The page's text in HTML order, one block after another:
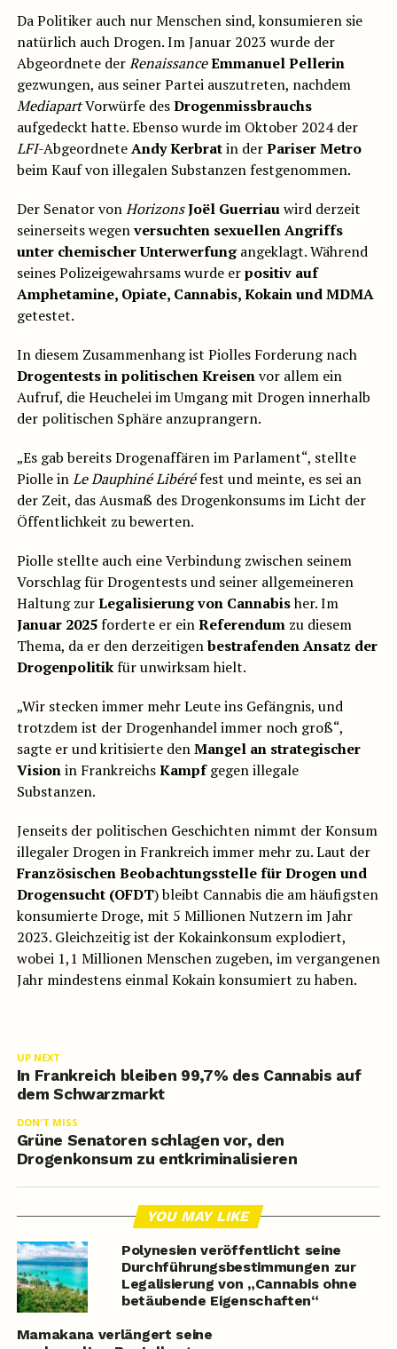
Da Politiker auch nur Menschen sind, konsumieren sie
natürlich auch Drogen. Im Januar 2023 wurde der
Abgeordnete derRenaissanceEmmanuel Pellerin
gezwungen, aus seiner Partei auszutreten, nachdem
MediapartVorwürfe desDrogenmissbrauchs
aufgedeckt hatte. Ebenso wurde im Oktober 2024 der
LFI-AbgeordneteAndy Kerbratin derPariser Metro
beim Kauf von illegalen Substanzen festgenommen.
Der Senator vonHorizonsJoël Guerriauwird derzeit
seinerseits wegenversuchten sexuellen Angriffs
unter chemischer Unterwerfungangeklagt. Während
seines Polizeigewahrsams wurde erpositiv auf
Amphetamine, Opiate, Cannabis, Kokain und MDMA
getestet.
In diesem Zusammenhang ist Piolles Forderung nach
Drogentests in politischen Kreisenvor allem ein
Aufruf, die Heuchelei im Umgang mit Drogen innerhalb
der politischen Sphäre anzuprangern.
„Es gab bereits Drogenaffären im Parlament“, stellte
Piolle inLe Dauphiné Libéréfest und meinte, es sei an
der Zeit, das Ausmaß des Drogenkonsums im Licht der
Öffentlichkeit zu bewerten.
Piolle stellte auch eine Verbindung zwischen seinem
Vorschlag für Drogentests und seiner allgemeineren
Haltung zurLegalisierung von Cannabisher. Im
Januar 2025forderte er einReferendumzu diesem
Thema, da er den derzeitigenbestrafenden Ansatz der
Drogenpolitikfür unwirksam hielt.
„Wir stecken immer mehr Leute ins Gefängnis, und
trotzdem ist der Drogenhandel immer noch groß“,
sagte er und kritisierte denMangel an strategischer
Visionin FrankreichsKampfgegen illegale
Substanzen.
Jenseits der politischen Geschichten nimmt der Konsum
illegaler Drogen in Frankreich immer mehr zu. Laut der
Französischen Beobachtungsstelle für Drogen und
Drogensucht (OFDT) bleibt Cannabis die am häufigsten
konsumierte Droge, mit 5 Millionen Nutzern im Jahr
2023. Gleichzeitig ist der Kokainkonsum explodiert,
wobei 1,1 Millionen Menschen zugeben, im vergangenen
Jahr mindestens einmal Kokain konsumiert zu haben.
UP NEXT
In Frankreich bleiben 99,7% des Cannabis auf
dem Schwarzmarkt
DON'T MISS
Grüne Senatoren schlagen vor, den
Drogenkonsum zu entkriminalisieren
YOU MAY LIKE
Polynesien veröffentlicht seine
Durchführungsbestimmungen zur
Legalisierung von „Cannabis ohne
betäubende Eigenschaften“
Mamakana verlängert seine